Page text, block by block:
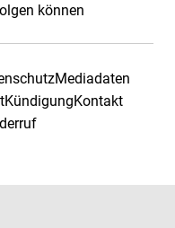
können
Mediadaten
KündigungKontakt